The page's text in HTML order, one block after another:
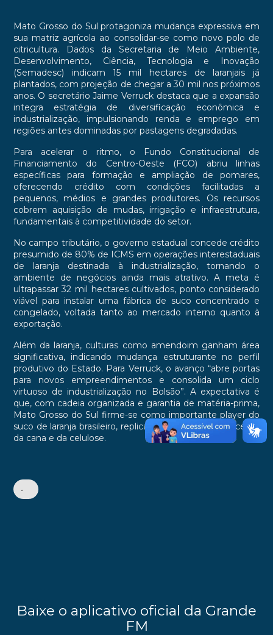
Mato Grosso do Sul protagoniza mudança expressiva em
sua matriz agrícola ao consolidar-se como novo polo de
citricultura. Dados da Secretaria de Meio Ambiente,
Desenvolvimento, Ciência, Tecnologia e Inovação
(Semadesc) indicam 15 mil hectares de laranjais já
plantados, com projeção de chegar a 30 mil nos próximos
anos. O secretário Jaime Verruck destaca que a expansão
integra estratégia de diversificação econômica e
industrialização, impulsionando renda e emprego em
regiões antes dominadas por pastagens degradadas.
Para acelerar o ritmo, o Fundo Constitucional de
Financiamento do Centro-Oeste (FCO) abriu linhas
específicas para formação e ampliação de pomares,
oferecendo crédito com condições facilitadas a
pequenos, médios e grandes produtores. Os recursos
cobrem aquisição de mudas, irrigação e infraestrutura,
fundamentais à competitividade do setor.
No campo tributário, o governo estadual concede crédito
presumido de 80% de ICMS em operações interestaduais
de laranja destinada à industrialização, tornando o
ambiente de negócios ainda mais atrativo. A meta é
ultrapassar 32 mil hectares cultivados, ponto considerado
viável para instalar uma fábrica de suco concentrado e
congelado, voltada tanto ao mercado interno quanto à
exportação.
Além da laranja, culturas como amendoim ganham área
significativa, indicando mudança estruturante no perfil
produtivo do Estado. Para Verruck, o avanço “abre portas
para novos empreendimentos e consolida um ciclo
virtuoso de industrialização no Bolsão”. A expectativa é
que, com cadeia organizada e garantia de matéria-prima,
Mato Grosso do Sul firme-se como importante player do
suco de laranja brasileiro, replicando o modelo de sucesso
da cana e da celulose.
•
Baixe o aplicativo oficial da Grande
FM